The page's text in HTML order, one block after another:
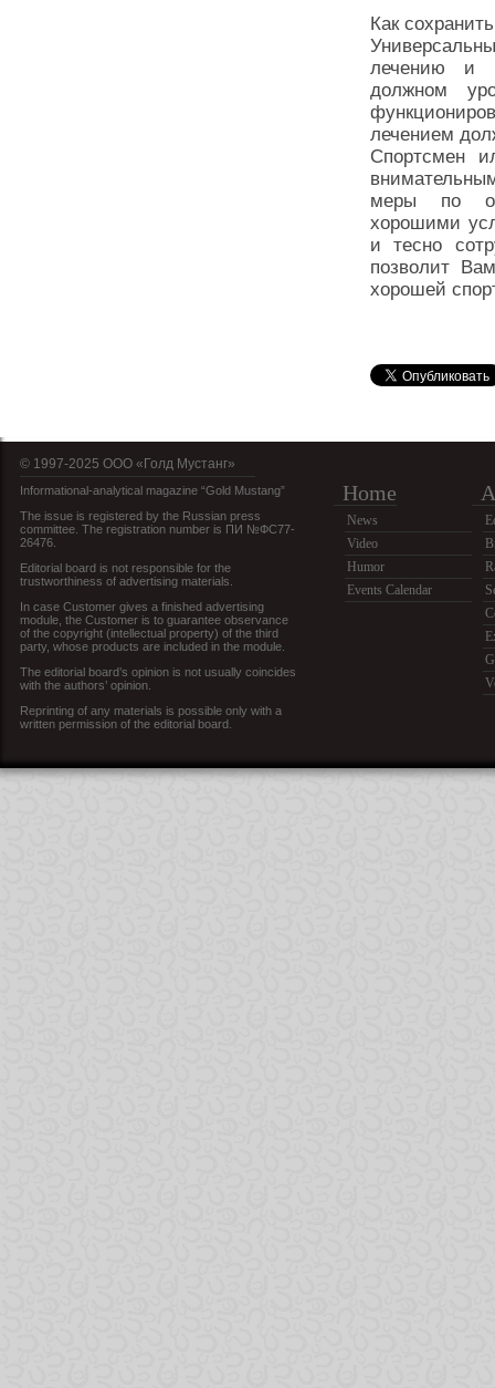
Как
лечению и
должном
лечением
Спортсмен
меры по
хорошими
и тесно
позволит
хорошей
© 1997-2025 OOO «Голд Мустанг»
Informational-analytical magazine “Gold Mustang”
The issue is registered by the Russian press
committee. The registration number is ПИ №ФС77-
26476.
Editorial board is not responsible for the
trustworthiness of advertising materials.
In case Customer gives a finished advertising
module, the Customer is to guarantee observance
of the copyright (intellectual property) of the third
party, whose products are included in the module.
The editorial board’s opinion is not usually coincides
with the authors’ opinion.
Reprinting of any materials is possible only with a
written permission of the editorial board.
Home
News
Video
Humor
Events Calendar